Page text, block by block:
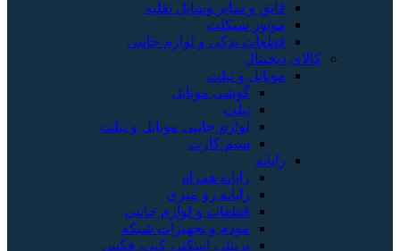
قایق و سایر وسایل نقلیه
موتور سیکلت
قطعات یدکی و لوازم جانبی
کالای دیجیتال
موبایل و تبلت
گوشی موبایل
تبلت
لوازم جانبی موبایل و تبلت
سیم کارت
رایانه
رایانه همراه
رایانه رو میزی
قطعات و لوازم جانبی
مودم و تجهیزات شبکه
پرینتر، اسکنر، کپی، فکس